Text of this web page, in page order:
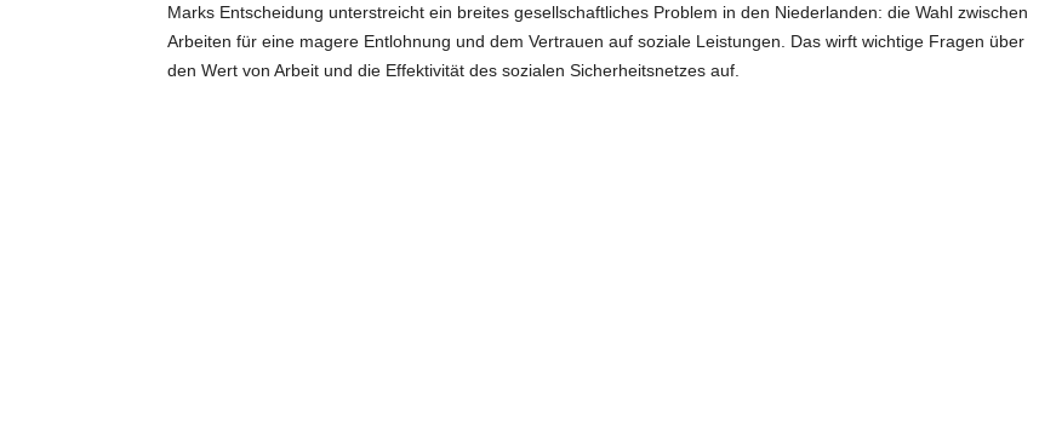
Marks Entscheidung unterstreicht ein breites gesellschaftliches Problem in den Niederlanden: die Wahl zwischen
Arbeiten für eine magere Entlohnung und dem Vertrauen auf soziale Leistungen. Das wirft wichtige Fragen über
den Wert von Arbeit und die Effektivität des sozialen Sicherheitsnetzes auf.